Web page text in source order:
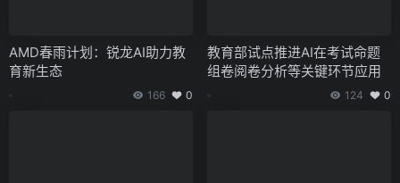
AMD春雨计划：锐龙AI助力教
育新生态
166 0
教育部试点推进AI在考试命题
组卷阅卷分析等关键环节应用
124 0